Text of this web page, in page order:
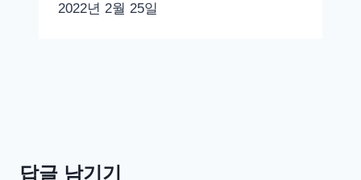
2022년 2월 25일
답글 남기기